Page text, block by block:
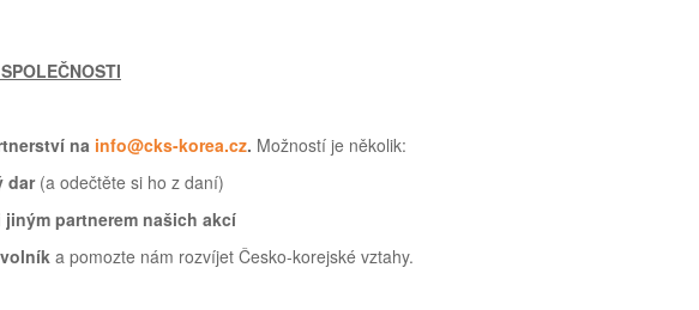
na info@cks-korea.cz. Možností je několik:
dar(a odečtěte si ho z daní)
partnerem našich akcí
a pomozte nám rozvíjet Česko-korejské vztahy.